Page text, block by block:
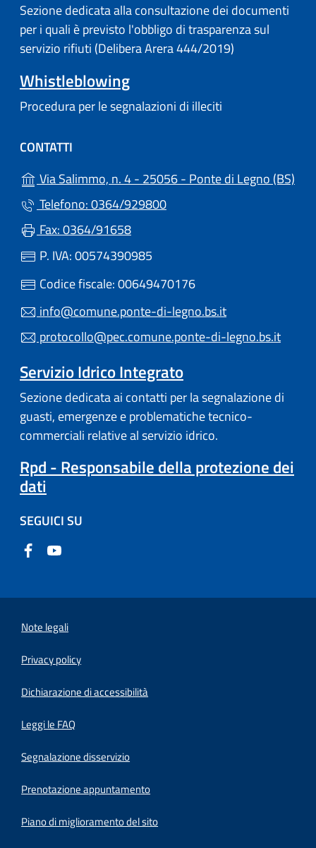
Sezione dedicata alla consultazione dei documenti
per i quali è previsto l'obbligo di trasparenza sul
servizio rifiuti (Delibera Arera 444/2019)
Whistleblowing
Procedura per le segnalazioni di illeciti
CONTATTI
Via Salimmo, n. 4 - 25056 - Ponte di Legno (BS)
Telefono: 0364/929800
Fax: 0364/91658
P. IVA: 00574390985
Codice fiscale: 00649470176
info@comune.ponte-di-legno.bs.it
protocollo@pec.comune.ponte-di-legno.bs.it
Servizio Idrico Integrato
Sezione dedicata ai contatti per la segnalazione di
guasti, emergenze e problematiche tecnico-
commerciali relative al servizio idrico.
Rpd - Responsabile della protezione dei
dati
SEGUICI SU
Note legali
Privacy policy
Dichiarazione di accessibilità
Leggi le FAQ
Segnalazione disservizio
Prenotazione appuntamento
Piano di miglioramento del sito